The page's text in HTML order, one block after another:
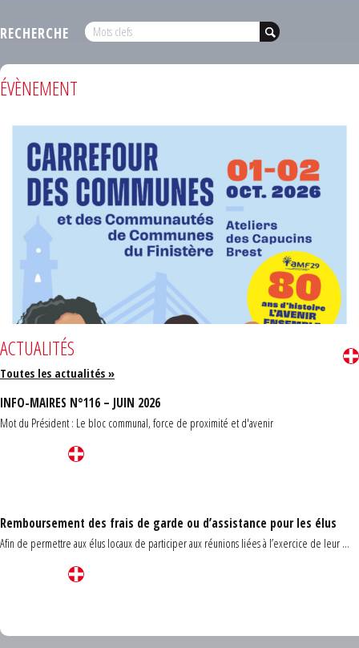
RECHERCHE
ÉVÈNEMENT
ACTUALITÉS
Toutes les actualités »
INFO-MAIRES N°116 – JUIN 2026
Mot du Président : Le bloc communal, force de proximité et d'avenir
Remboursement des frais de garde ou d’assistance pour les élus
Afin de permettre aux élus locaux de participer aux réunions liées à l’exercice de leur ...